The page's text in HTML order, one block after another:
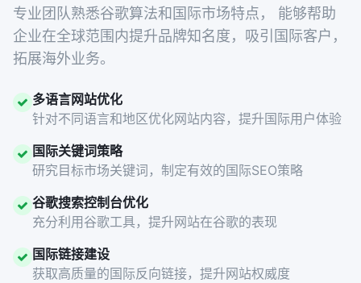
专业团队熟悉谷歌算法和国际市场特点， 能够帮助
企业在全球范围内提升品牌知名度，吸引国际客户，
拓展海外业务。
多语言网站优化
针对不同语言和地区优化网站内容，提升国际用户体验
国际关键词策略
研究目标市场关键词，制定有效的国际SEO策略
谷歌搜索控制台优化
充分利用谷歌工具，提升网站在谷歌的表现
国际链接建设
获取高质量的国际反向链接，提升网站权威度